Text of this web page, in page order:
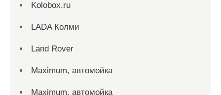
Kolobox.ru
LADA Колми
Land Rover
Maximum, автомойка
Maximum, автомойка